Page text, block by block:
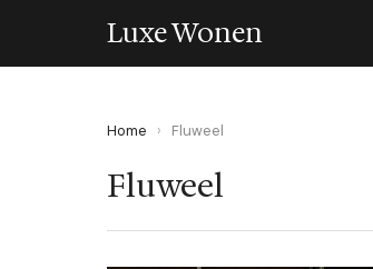
Luxe Wonen
Home › Fluweel
Fluweel